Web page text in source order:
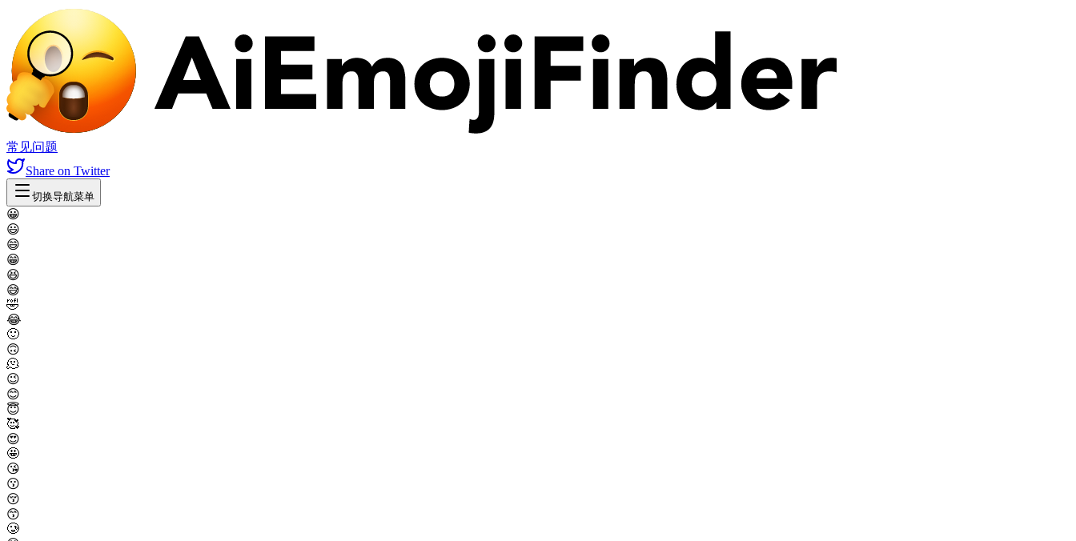
常见问题
Share on Twitter
切换导航菜单
😀
😃
😄
😁
😆
😅
🤣
😂
🙂
🙃
🫠
😉
😊
😇
🥰
😍
🤩
😘
😗
😚
😙
🥲